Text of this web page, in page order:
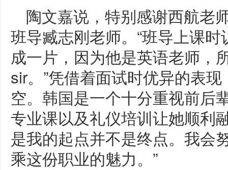
陶文嘉说，特别感谢西航老
班导臧志刚老师。“班导上课
成一片，因为他是英语老师，
sir。”凭借着面试时优异的表
空。韩国是一个十分重视前后
专业课以及礼仪培训让她顺利
是我的起点并不是终点。我会
乘这份职业的魅力。”